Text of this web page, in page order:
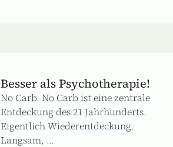
Besser als Psychotherapie!
No Carb. No Carb ist eine zentrale
Entdeckung des 21 Jahrhunderts.
Eigentlich Wiederentdeckung.
Langsam, ...